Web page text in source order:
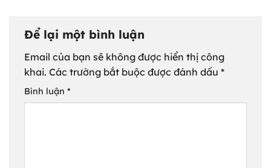
Để lại một bình luận
Email của bạn sẽ không được hiển thị công
khai. Các trường bắt buộc được đánh dấu *
Bình luận *